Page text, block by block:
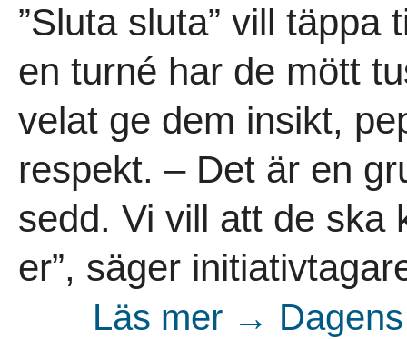
”Sluta sluta” vill
en turné har de mött
velat ge dem insikt,
respekt. – Det är en
sedd. Vi vill att de ska
er”, säger
Läs mer →